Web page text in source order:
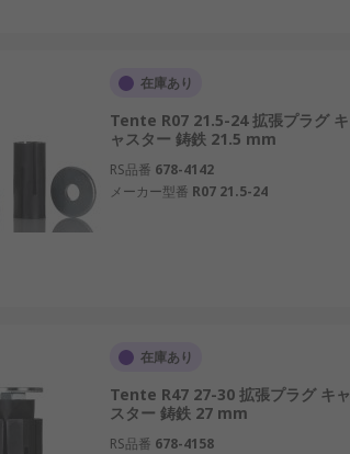
在庫あり
Tente R07 21.5-24 拡張プラグ キ
ャスター 鋳鉄 21.5 mm
RS品番 678-4142
メーカー型番 R07 21.5-24
在庫あり
Tente R47 27-30 拡張プラグ キャ
スター 鋳鉄 27 mm
RS品番 678-4158